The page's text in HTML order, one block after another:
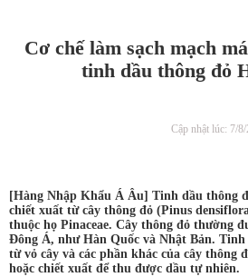
Cơ chế làm sạch mạch
tinh dầu thông đỏ
Cập nhật lúc: 7/
[Hàng Nhập Khẩu Á Âu] Tinh dầu thông
chiết xuất từ cây thông đỏ (Pinus
thuộc họ Pinaceae. Cây thông đỏ thường
Đông Á, như Hàn Quốc và Nhật Bản.
từ vỏ cây và các phần khác của cây thông
hoặc chiết xuất để thu được dầu tự nhiên.